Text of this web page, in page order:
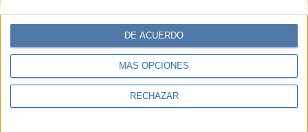
MÁS OPCIONES
RECHAZAR
DE ACUERDO